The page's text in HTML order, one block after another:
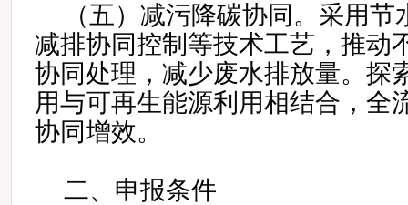
（五）减污降碳协同。采用
减排协同控制等技术工艺，推动
协同处理，减少废水排放量。探
用与可再生能源利用相结合，全
协同增效。
二、申报条件